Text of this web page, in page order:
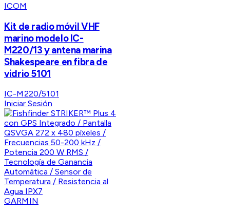
ICOM
Kit de radio móvil VHF
marino modelo IC-
M220/13 y antena marina
Shakespeare en fibra de
vidrio 5101
IC-M220/5101
Iniciar Sesión
GARMIN